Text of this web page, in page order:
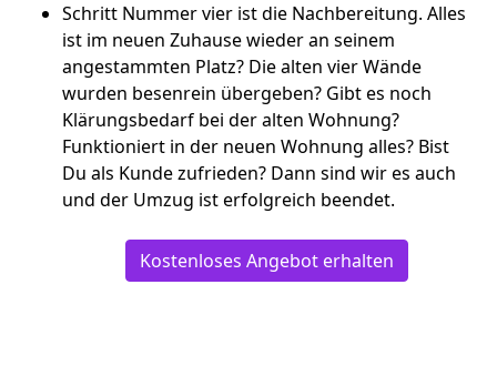
Schritt Nummer vier ist die Nachbereitung. Alles
ist im neuen Zuhause wieder an seinem
angestammten Platz? Die alten vier Wände
wurden besenrein übergeben? Gibt es noch
Klärungsbedarf bei der alten Wohnung?
Funktioniert in der neuen Wohnung alles? Bist
Du als Kunde zufrieden? Dann sind wir es auch
und der Umzug ist erfolgreich beendet.
Kostenloses Angebot erhalten